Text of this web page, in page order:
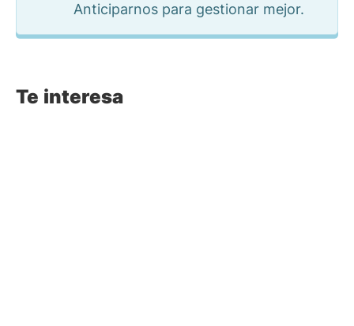
Anticiparnos para gestionar mejor.
Te interesa